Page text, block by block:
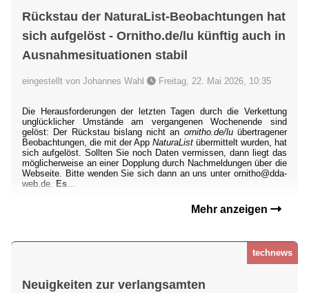
Rückstau der NaturaList-Beobachtungen hat
sich aufgelöst - Ornitho.de/lu künftig auch in
Ausnahmesituationen stabil
eingestellt von Johannes Wahl Freitag, 22. Mai 2026, 10:35
Die Herausforderungen der letzten Tagen durch die Verkettung
unglücklicher Umstände am vergangenen Wochenende sind
gelöst: Der Rückstau bislang nicht an ornitho.de/luübertragener
Beobachtungen, die mit der App NaturaList übermittelt wurden, hat
sich aufgelöst. Sollten Sie noch Daten vermissen, dann liegt das
möglicherweise an einer Dopplung durch Nachmeldungen über die
Webseite. Bitte wenden Sie sich dann an uns unter ornitho@dda-
web.de. Es...
Mehr anzeigen
technews
Neuigkeiten zur verlangsamten